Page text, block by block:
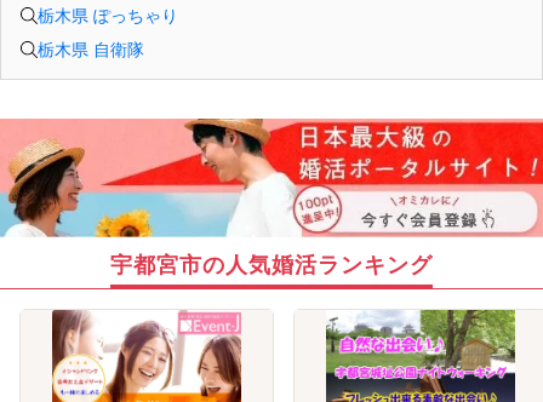
栃木県 ぽっちゃり
栃木県 自衛隊
宇都宮市の人気婚活ランキング